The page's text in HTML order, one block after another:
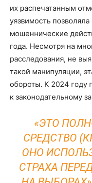
их распечатанным
уязвимость
мошеннические
года. Несмотря на
расследования, не
такой манипуляции,
обороты. К 2024 году
к законодательному
«ЭТО
СРЕДСТВО
ОНО
СТРАХА